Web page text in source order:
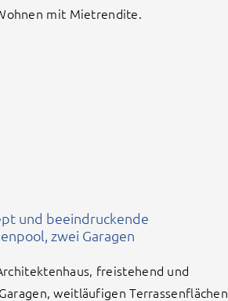
mit Mietrendite.
und beeindruckende
zwei Garagen
freistehend und
weitläufigen Terrassenflächen